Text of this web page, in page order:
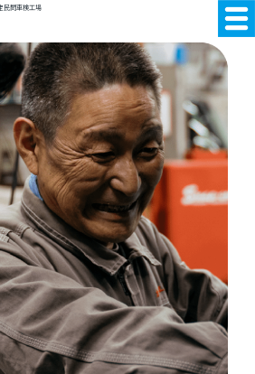
民間車検工場